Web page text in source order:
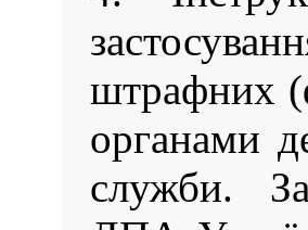
штрафних
органами
служби.